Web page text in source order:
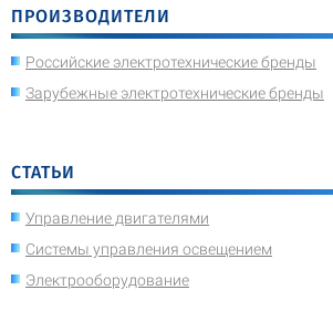
ПРОИЗВОДИТЕЛИ
Российские электротехнические бренды
Зарубежные электротехнические бренды
СТАТЬИ
Управление двигателями
Системы управления освещением
Электрооборудование